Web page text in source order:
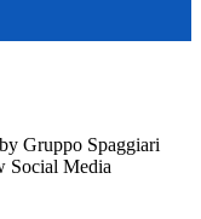
Gruppo Spaggiari
Social Media